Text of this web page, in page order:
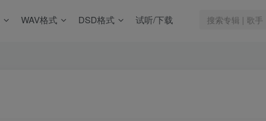
WAV格式 DSD格式 试听/下载